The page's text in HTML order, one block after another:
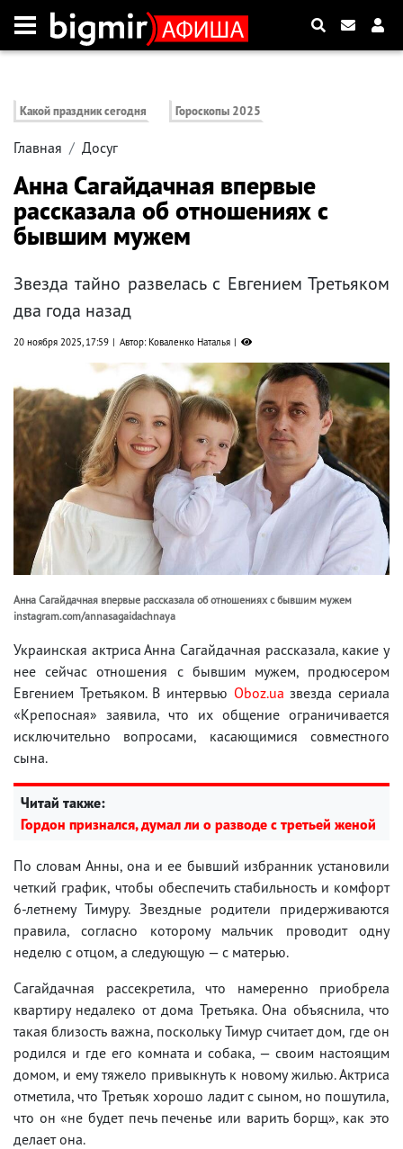
Какой праздник сегодня Гороскопы 2025
Главная Досуг
Анна Сагайдачная впервые
рассказала об отношениях с
бывшим мужем
Звезда тайно развелась с Евгением Третьяком
два года назад
20 ноября 2025, 17:59 Автор: Коваленко Наталья
Анна Сагайдачная впервые рассказала об отношениях с бывшим мужем
instagram.com/annasagaidachnaya
Украинская актриса Анна Сагайдачная рассказала, какие у
нее сейчас отношения с бывшим мужем, продюсером
Евгением Третьяком. В интервью Oboz.ua звезда сериала
«Крепосная» заявила, что их общение ограничивается
исключительно вопросами, касающимися совместного
сына.
Читай также:
Гордон признался, думал ли о разводе с третьей женой
По словам Анны, она и ее бывший избранник установили
четкий график, чтобы обеспечить стабильность и комфорт
6-летнему Тимуру. Звездные родители придерживаются
правила, согласно которому мальчик проводит одну
неделю с отцом, а следующую — с матерью.
Сагайдачная рассекретила, что намеренно приобрела
квартиру недалеко от дома Третьяка. Она объяснила, что
такая близость важна, поскольку Тимур считает дом, где он
родился и где его комната и собака, — своим настоящим
домом, и ему тяжело привыкнуть к новому жилью. Актриса
отметила, что Третьяк хорошо ладит с сыном, но пошутила,
что он «не будет печь печенье или варить борщ», как это
делает она.